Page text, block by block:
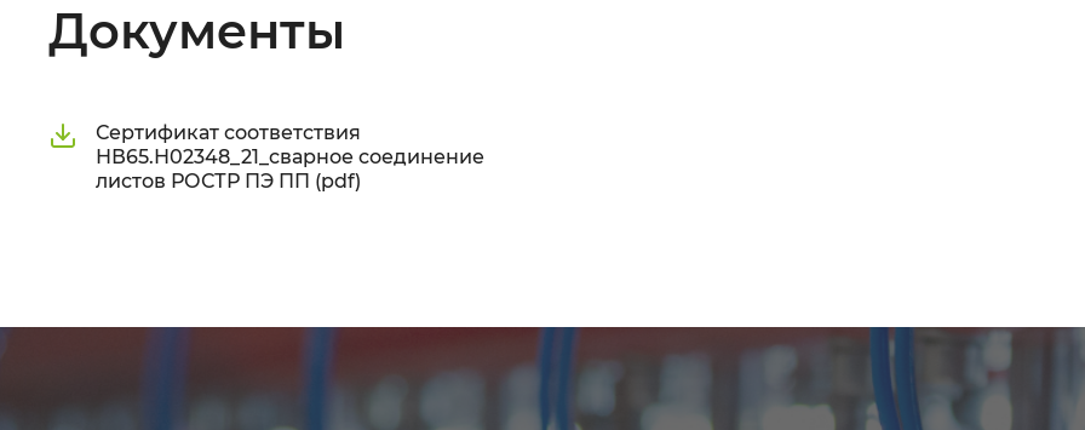
Документы
Сертификат соответствия
НВ65.Н02348_21_сварное соединение
листов РОСТР ПЭ ПП (pdf)